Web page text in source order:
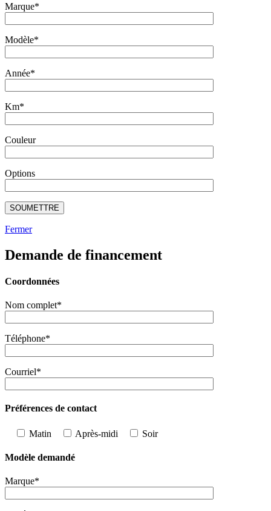
Marque*
Modèle*
Année*
Km*
Couleur
Options
Fermer
Demande de financement
Coordonnées
Nom complet*
Téléphone*
Courriel*
Préférences de contact
Matin Après-midi Soir
Modèle demandé
Marque*